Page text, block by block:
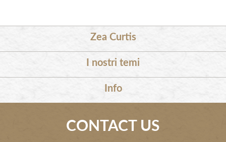
Zea Curtis
I nostri temi
Info
CONTACT US